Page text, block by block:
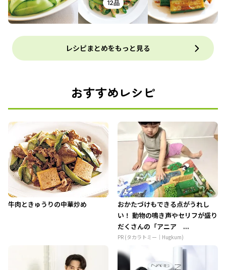
12品
レシピまとめをもっと見る
おすすめレシピ
牛肉ときゅうりの中華炒め
おかたづけもできる点がうれし
い！ 動物の鳴き声やセリフが盛り
だくさんの「アニア ...
PR (タカラトミー｜Hugkum)